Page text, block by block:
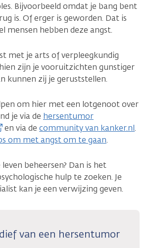
Bijvoorbeeld omdat je bang bent
is. Of erger is geworden. Dat is
mensen hebben deze angst.
met je arts of verpleegkundig
zijn je vooruitzichten gunstiger
kunnen zij je geruststellen.
om hier met een lotgenoot over
je via de hersentumor
en via decommunity van kanker.nl.
om met angst om te gaan.
beheersen? Dan is het
hulp te zoeken. Je
kan je een verwijzing geven.
van een hersentumor